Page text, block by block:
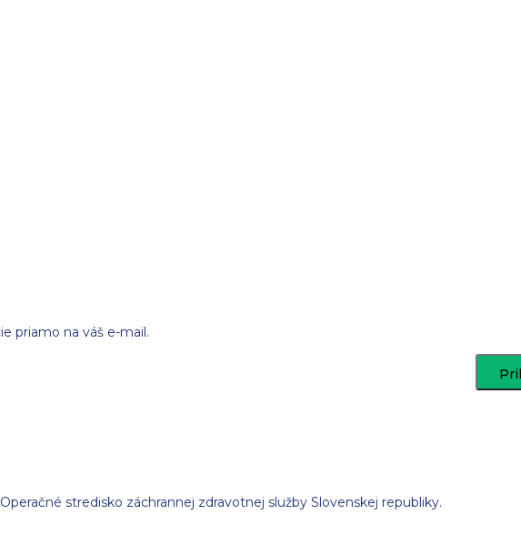
priamo na váš e-mail.
stredisko záchrannej zdravotnej služby Slovenskej republiky.